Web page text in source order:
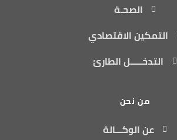
الصحـة
التمكين الاقتصادي
التدخـــــل الطارئ
من نحن
عن الوكـــالة